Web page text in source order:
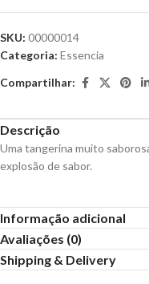
SKU: 00000014
Categoria: Essencia
Compartilhar:
Descrição
Uma tangerina muito
explosão de sabor.
Informação adicional
Avaliações (0)
Shipping & Delivery